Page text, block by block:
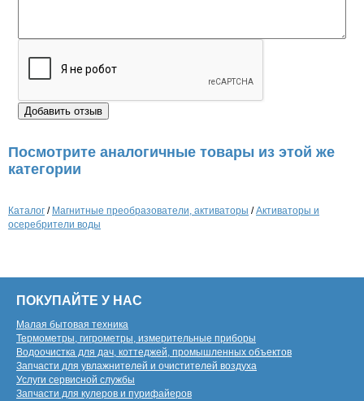
Посмотрите аналогичные товары из этой же
категории
Каталог / Магнитные преобразователи, активаторы /Активаторы и
осеребрители воды
ПОКУПАЙТЕ У НАС
Малая бытовая техника
Термометры, гигрометры, измерительные приборы
Водоочистка для дач, коттеджей, промышленных объектов
Запчасти для увлажнителей и очистителей воздуха
Услуги сервисной службы
Запчасти для кулеров и пурифайеров